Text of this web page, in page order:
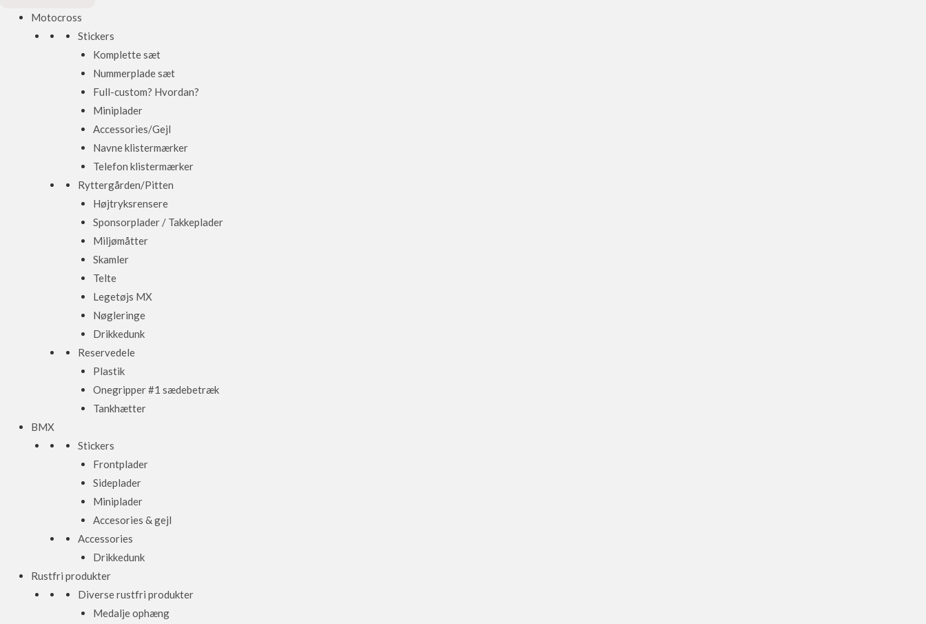
Motocross
Stickers
Komplette sæt
Nummerplade sæt
Full-custom? Hvordan?
Miniplader
Accessories/Gejl
Navne klistermærker
Telefon klistermærker
Ryttergården/Pitten
Højtryksrensere
Sponsorplader / Takkeplader
Miljømåtter
Skamler
Telte
Legetøjs MX
Nøgleringe
Drikkedunk
Reservedele
Plastik
Onegripper #1 sædebetræk
Tankhætter
BMX
Stickers
Frontplader
Sideplader
Miniplader
Accesories & gejl
Accessories
Drikkedunk
Rustfri produkter
Diverse rustfri produkter
Medalje ophæng